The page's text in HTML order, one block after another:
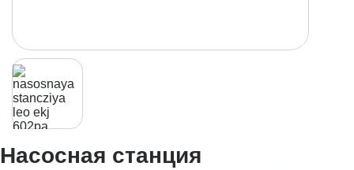
Насосная станция